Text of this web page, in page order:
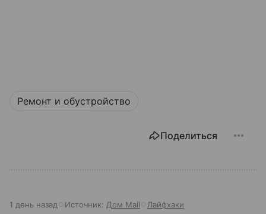
Ремонт и обустройство
Поделиться
1 день назад Источник: Дом Mail Лайфхаки